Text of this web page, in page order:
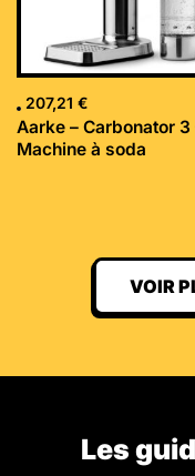
207,21 €
Aarke – Carbonator 3
Machine à soda
VOIR
Les